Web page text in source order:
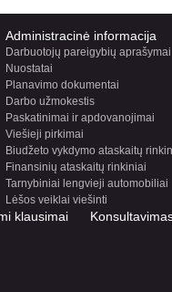
Administracinė informacija
Darbuotojų pareigybių aprašymai
Nuostatai
Planavimo dokumentai
Darbo užmokestis
Paskatinimai ir apdovanojimai
Viešieji pirkimai
Biudžeto vykdymo ataskaitų
Finansinių ataskaitų rinkiniai
Tarnybiniai lengvieji automobiliai
Lėšos veiklai viešinti
klausimai